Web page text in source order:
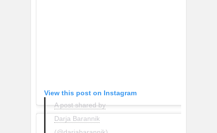
View this post on Instagram
A post shared by
Darja Barannik